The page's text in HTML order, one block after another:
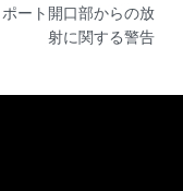
ポート開口部からの放
射に関する警告